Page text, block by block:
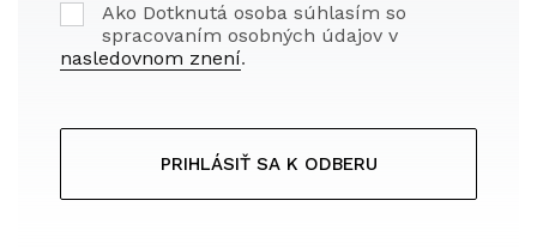
Ako Dotknutá osoba súhlasím so
spracovaním osobných údajov v
nasledovnom znení.
PRIHLÁSIŤ SA K ODBERU